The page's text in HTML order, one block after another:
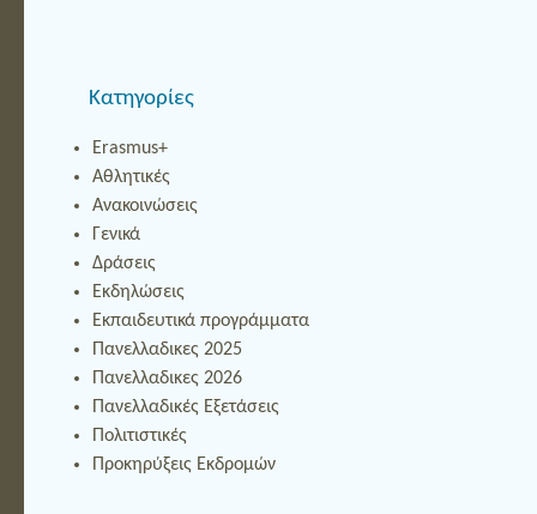
Kατηγορίες
Erasmus+
Αθλητικές
Ανακοινώσεις
Γενικά
Δράσεις
Εκδηλώσεις
Εκπαιδευτικά προγράμματα
Πανελλαδικες 2025
Πανελλαδικες 2026
Πανελλαδικές Εξετάσεις
Πολιτιστικές
Προκηρύξεις Εκδρομών